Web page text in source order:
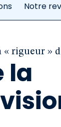
Notre
« rigueur »
la